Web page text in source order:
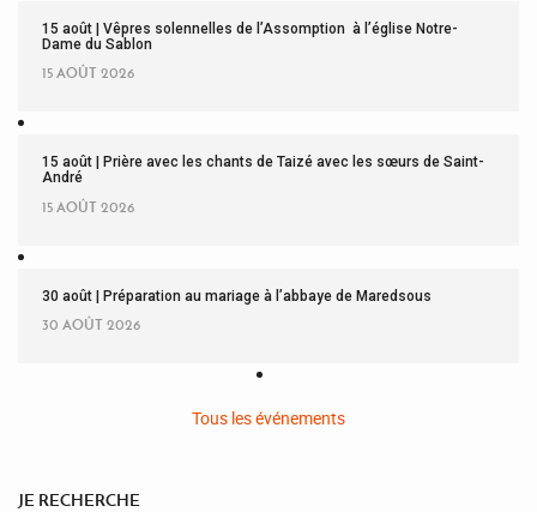
15 août | Vêpres solennelles de l’Assomption à l’église Notre-
Dame du Sablon
15 AOÛT 2026
15 août | Prière avec les chants de Taizé avec les sœurs de Saint-
André
15 AOÛT 2026
30 août | Préparation au mariage à l’abbaye de Maredsous
30 AOÛT 2026
Tous les événements
JE RECHERCHE